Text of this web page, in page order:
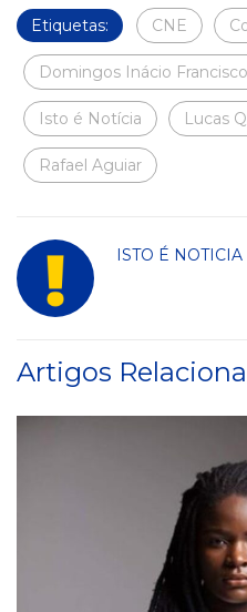
Etiquetas: CNE
Domingos Inácio
Isto é Notícia Lucas
Rafael Aguiar
ISTO É NOTICIA
Artigos